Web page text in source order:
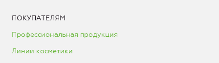
ПОКУПАТЕЛЯМ
Профессиональная продукция
Линии косметики